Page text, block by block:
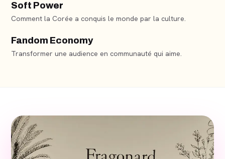
파워
Soft Power
Comment la Corée a conquis le monde par la culture.
팬덤
Fandom Economy
Transformer une audience en communauté qui aime.